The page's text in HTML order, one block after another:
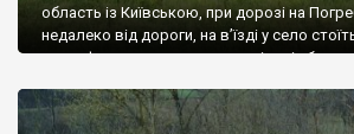
область із Київською, при дорозі на
недалеко від дороги, на в’їзді у село
рельєфне пано, яке показує жінку і
не видно, але видно дві стареньких колії у